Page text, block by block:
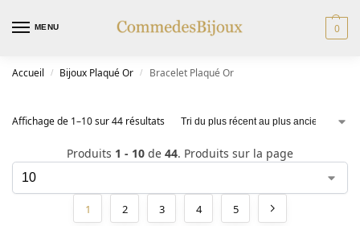
MENU 0
Accueil / Bijoux Plaqué Or / Bracelet Plaqué Or
Affichage de 1–10 sur 44 résultats
Produits 1 - 10 de 44. Produits sur la page
1 2 3 4 5